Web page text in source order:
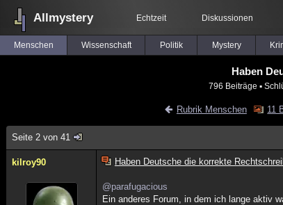
Allmystery Echtzeit Diskussionen
Menschen Wissenschaft Politik Mystery
Haben
796 Beiträge ▪
Rubrik Menschen 11
Seite 2 von 41
kilroy90 Haben Deutsche die korrekte
@parafugacious
Ein anderes Forum, in dem ich lange aktiv